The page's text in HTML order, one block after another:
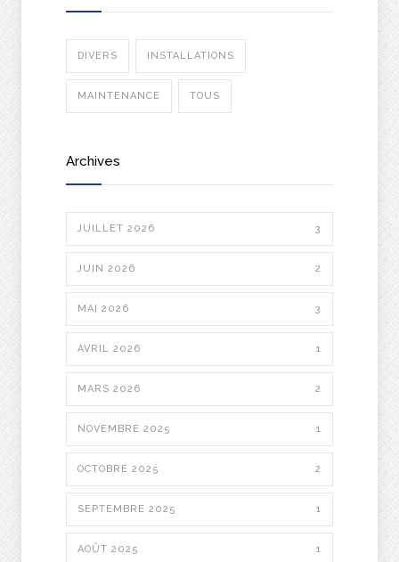
DIVERS INSTALLATIONS
MAINTENANCE TOUS
Archives
JUILLET 2026 3
JUIN 2026 2
MAI 2026 3
AVRIL 2026 1
MARS 2026 2
NOVEMBRE 2025 1
OCTOBRE 2025 2
SEPTEMBRE 2025 1
AOÛT 2025 1